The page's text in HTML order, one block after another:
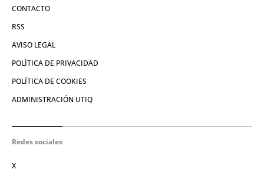
CONTACTO
RSS
AVISO LEGAL
POLÍTICA DE PRIVACIDAD
POLÍTICA DE COOKIES
ADMINISTRACIÓN UTIQ
Redes sociales
X